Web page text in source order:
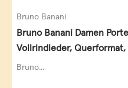
Bruno Banani
Bruno Banani Damen
Vollrindleder, Querformat,
Bruno...